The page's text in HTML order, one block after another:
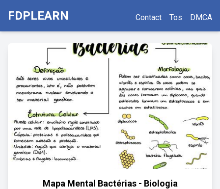
FDPLEARN Contact Tos DMCA
Mapa Mental Bactérias - Biologia